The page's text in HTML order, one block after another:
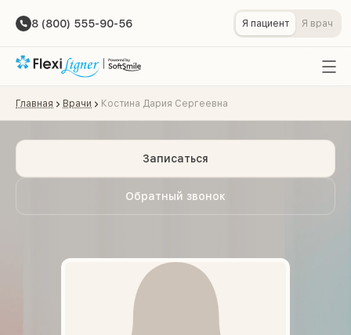
8 (800) 555-90-56 Я пациент Я врач
Главная Врачи Костина Дария Сергеевна
Обратный звонок
Записаться